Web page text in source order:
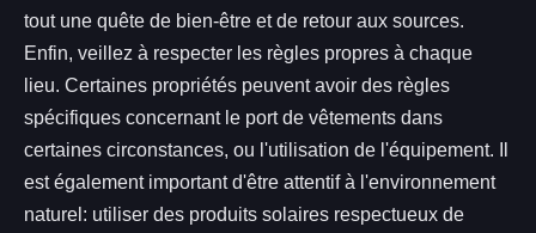
tout une quête de bien-être et de retour aux sources.
Enfin, veillez à respecter les règles propres à chaque
lieu. Certaines propriétés peuvent avoir des règles
spécifiques concernant le port de vêtements dans
certaines circonstances, ou l'utilisation de l'équipement. Il
est également important d'être attentif à l'environnement
naturel: utiliser des produits solaires respectueux de